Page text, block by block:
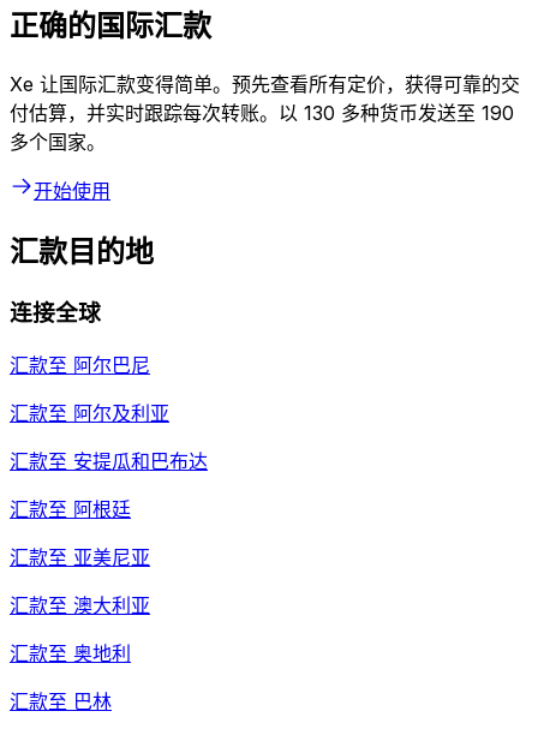
正确的国际汇款
Xe 让国际汇款变得简单。预先查看所有定价，获得可靠的交
付估算，并实时跟踪每次转账。以 130 多种货币发送至 190
多个国家。
开始使用
汇款目的地
连接全球
汇款至 阿尔巴尼
汇款至 阿尔及利亚
汇款至 安提瓜和巴布达
汇款至 阿根廷
汇款至 亚美尼亚
汇款至 澳大利亚
汇款至 奥地利
汇款至 巴林